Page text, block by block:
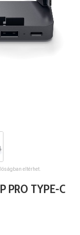
eltérhet.
PRO TYPE-C